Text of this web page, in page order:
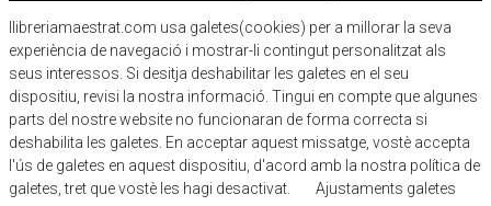
llibreriamaestrat.com usa galetes(cookies) per a millorar la seva
experiència de navegació i mostrar-li contingut personalitzat als
seus interessos. Si desitja deshabilitar les galetes en el seu
dispositiu, revisi la nostra informació. Tingui en compte que algunes
parts del nostre website no funcionaran de forma correcta si
deshabilita les galetes. En acceptar aquest missatge, vostè accepta
l'ús de galetes en aquest dispositiu, d'acord amb la nostra política de
galetes, tret que vostè les hagi desactivat.
Ajustaments galetes